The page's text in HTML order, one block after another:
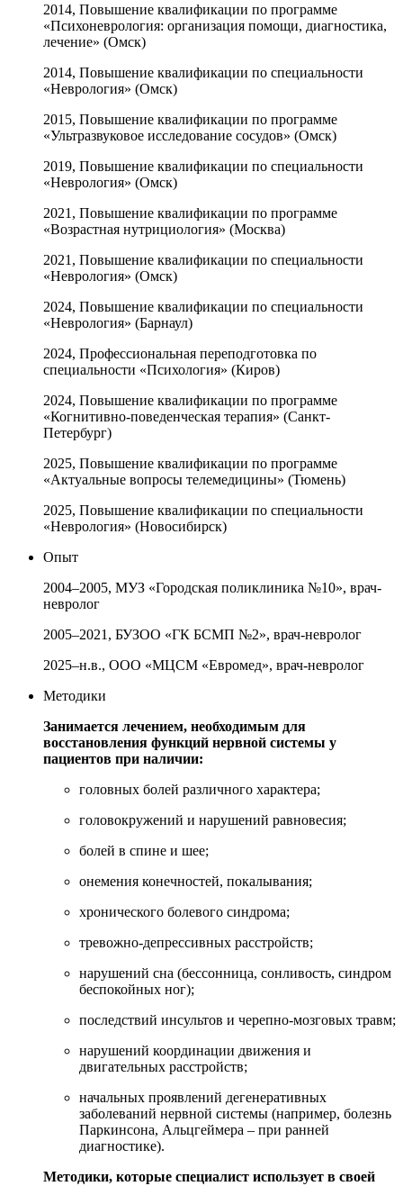
2014, Повышение квалификации по программе
«Психоневрология: организация помощи, диагностика,
лечение» (Омск)
2014, Повышение квалификации по специальности
«Неврология» (Омск)
2015, Повышение квалификации по программе
«Ультразвуковое исследование сосудов» (Омск)
2019, Повышение квалификации по специальности
«Неврология» (Омск)
2021, Повышение квалификации по программе
«Возрастная нутрициология» (Москва)
2021, Повышение квалификации по специальности
«Неврология» (Омск)
2024, Повышение квалификации по специальности
«Неврология» (Барнаул)
2024, Профессиональная переподготовка по
специальности «Психология» (Киров)
2024, Повышение квалификации по программе
«Когнитивно-поведенческая терапия» (Санкт-
Петербург)
2025, Повышение квалификации по программе
«Актуальные вопросы телемедицины» (Тюмень)
2025, Повышение квалификации по специальности
«Неврология» (Новосибирск)
Опыт
2004–2005, МУЗ «Городская поликлиника №10», врач-
невролог
2005–2021, БУЗОО «ГК БСМП №2», врач-невролог
2025–н.в., ООО «МЦСМ «Евромед», врач-невролог
Методики
Занимается лечением, необходимым для
восстановления функций нервной системы у
пациентов при наличии:
головных болей различного характера;
головокружений и нарушений равновесия;
болей в спине и шее;
онемения конечностей, покалывания;
хронического болевого синдрома;
тревожно-депрессивных расстройств;
нарушений сна (бессонница, сонливость, синдром
беспокойных ног);
последствий инсультов и черепно-мозговых травм;
нарушений координации движения и
двигательных расстройств;
начальных проявлений дегенеративных
заболеваний нервной системы (например, болезнь
Паркинсона, Альцгеймера – при ранней
диагностике).
Методики, которые специалист использует в своей